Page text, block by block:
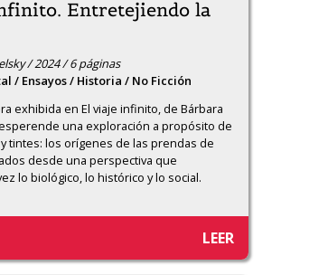
Entretejiendo la
/ 2024 / 6 páginas
/ Ensayos / Historia / No Ficción
exhibida en El viaje infinito, de Bárbara
una exploración a propósito de
tintes: los orígenes de las prendas de
desde una perspectiva que
lo biológico, lo histórico y lo social.
LEER